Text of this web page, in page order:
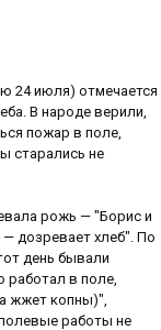
24 июля) отмечается
В народе верили,
пожар в поле,
старались не
рожь — "Борис и
— дозревает хлеб". По
день бывали
работал в поле,
жжет копны)",
работы не